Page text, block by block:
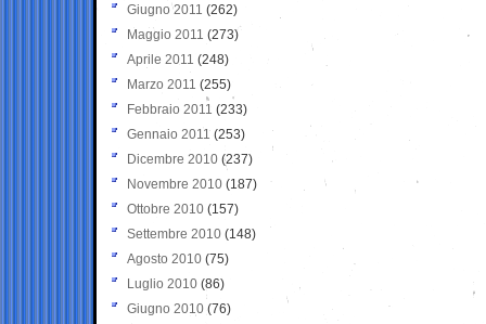
Giugno 2011 (262)
Maggio 2011 (273)
Aprile 2011 (248)
Marzo 2011 (255)
Febbraio 2011 (233)
Gennaio 2011 (253)
Dicembre 2010 (237)
Novembre 2010 (187)
Ottobre 2010 (157)
Settembre 2010 (148)
Agosto 2010 (75)
Luglio 2010 (86)
Giugno 2010 (76)